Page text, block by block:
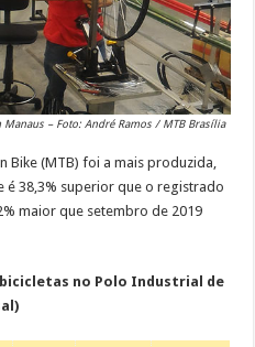
– Foto: André Ramos / MTB Brasília
Bike (MTB) foi a mais produzida,
é 38,3% superior que o registrado
maior que setembro de 2019
no Polo Industrial de